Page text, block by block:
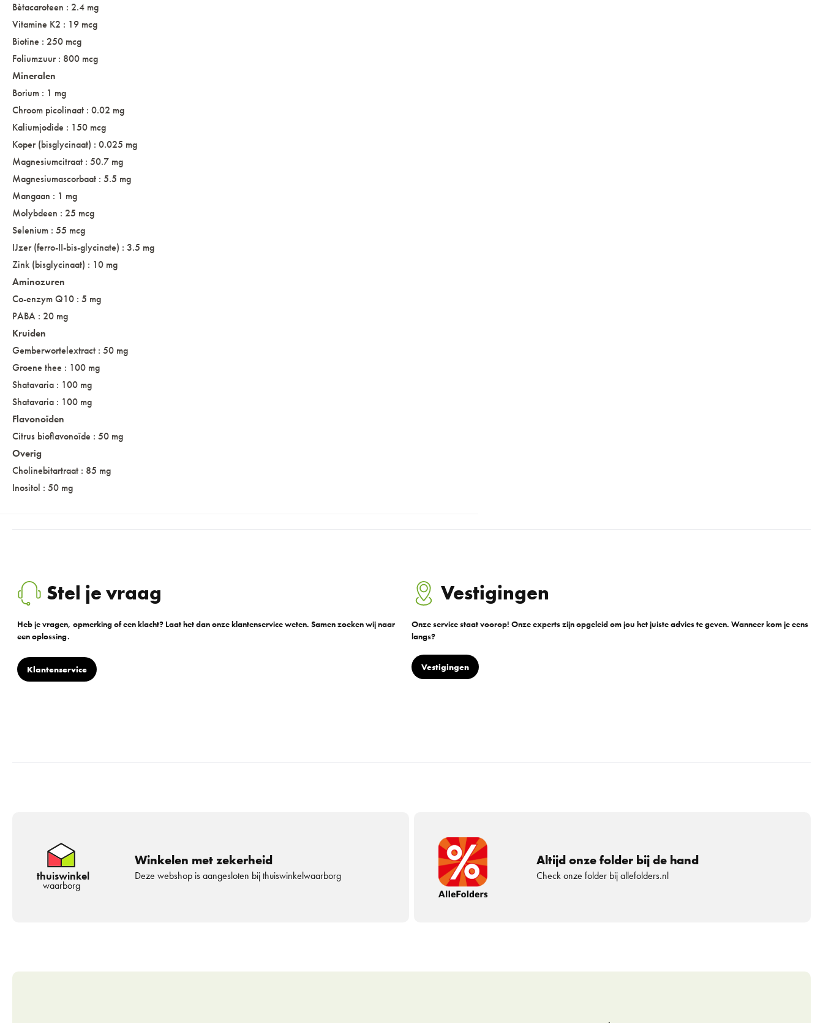
Bètacaroteen : 2.4 mg
Vitamine K2 : 19 mcg
Biotine : 250 mcg
Foliumzuur : 800 mcg
Mineralen
Borium : 1 mg
Chroom picolinaat : 0.02 mg
Kaliumjodide : 150 mcg
Koper (bisglycinaat) : 0.025 mg
Magnesiumcitraat : 50.7 mg
Magnesiumascorbaat : 5.5 mg
Mangaan : 1 mg
Molybdeen : 25 mcg
Selenium : 55 mcg
IJzer (ferro-II-bis-glycinate) : 3.5 mg
Zink (bisglycinaat) : 10 mg
Aminozuren
Co-enzym Q10 : 5 mg
PABA : 20 mg
Kruiden
Gemberwortelextract : 50 mg
Groene thee : 100 mg
Shatavaria : 100 mg
Shatavaria : 100 mg
Flavonoïden
Citrus bioflavonoïde : 50 mg
Overig
Cholinebitartraat : 85 mg
Inositol : 50 mg
Stel je vraag
Heb je vragen, opmerking of een klacht? Laat het dan onze klantenservice weten. Samen zoeken wij naar
een oplossing.
Klantenservice
Vestigingen
Onze service staat voorop! Onze experts zijn opgeleid om jou het juiste advies te geven. Wanneer kom je eens
langs?
Vestigingen
thuiswinkel
waarborg
Winkelen met zekerheid
Deze webshop is aangesloten bij thuiswinkelwaarborg
Altijd onze folder bij de hand
Check onze folder bij allefolders.nl